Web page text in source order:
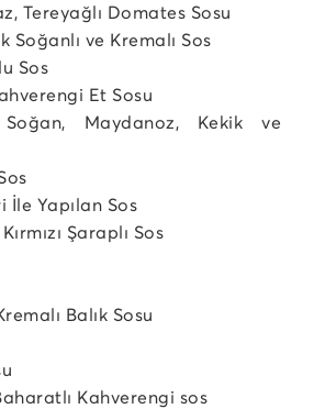
Tereyağlı Domates Sosu
Soğanlı ve Kremalı Sos
Sos
Et Sosu
Soğan, Maydanoz, Kekik ve
Yapılan Sos
Şaraplı Sos
Balık Sosu
Kahverengi sos